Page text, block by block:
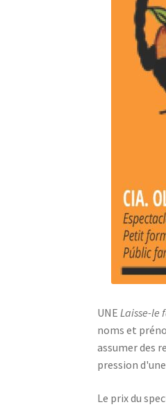
UNELaisse-le
noms et
assumer des
pression
Le prix du